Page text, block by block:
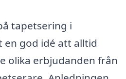
tapetsering i
en god idé att alltid
olika erbjudanden från